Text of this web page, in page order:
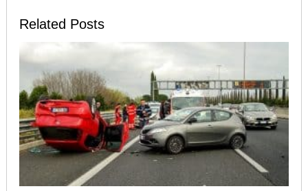
Related Posts